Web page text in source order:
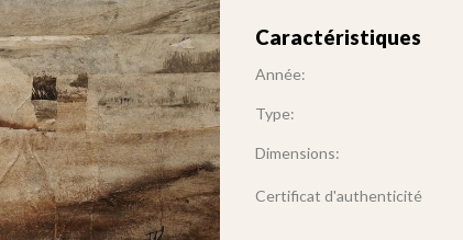
Caractéristiques
Année:
Type:
Dimensions:
Certificat d'authenticité